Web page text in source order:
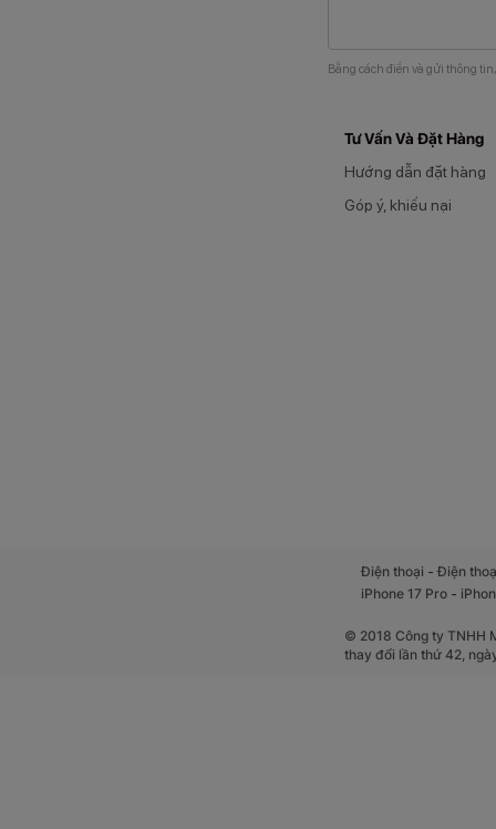
Bằng cách điền và gửi thông
Tư Vấn Và Đặt Hàng
Hướng dẫn đặt hàng
Góp ý, khiếu nại
Điện thoại -Điện
iPhone 17 Pro -
© 2018 Công ty TNHH
thay đổi lần thứ 42,